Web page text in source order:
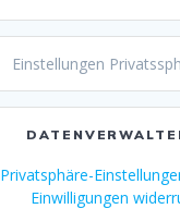
Einstellungen
Privatsphäre-
Einwilligungen